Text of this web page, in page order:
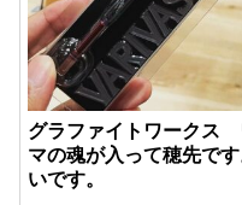
グラファイトワークス
マの魂が入って穂先で
いです。